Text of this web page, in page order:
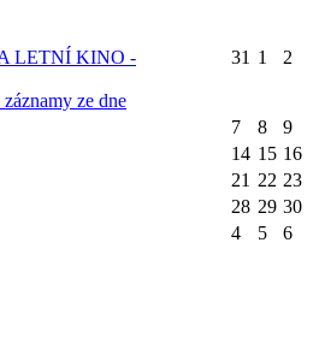
LETNÍ KINO -
ze dne
31 1 2
7 8
9
14 15 16
21 22 23
28 29 30
4 5 6